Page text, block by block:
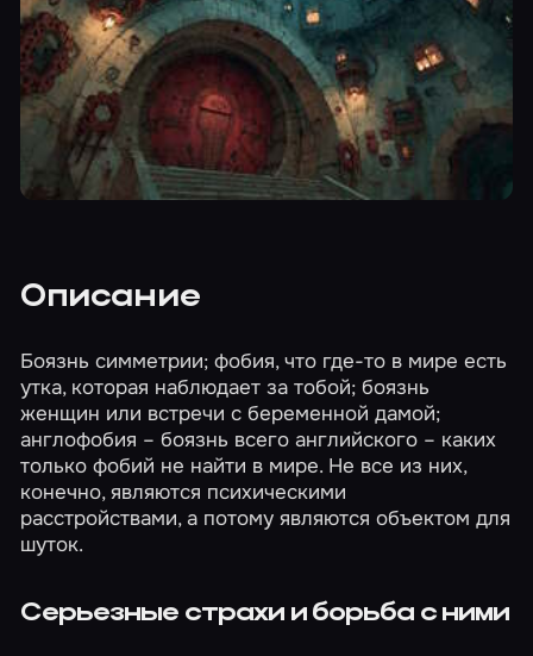
Описание
Боязнь симметрии; фобия, что где-то в мире есть
утка, которая наблюдает за тобой; боязнь
женщин или встречи с беременной дамой;
англофобия – боязнь всего английского – каких
только фобий не найти в мире. Не все из них,
конечно, являются психическими
расстройствами, а потому являются объектом для
шуток.
Серьезные страхи и борьба с ними